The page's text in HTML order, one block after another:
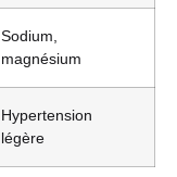
Sodium,
magnésium
Hypertension
légère